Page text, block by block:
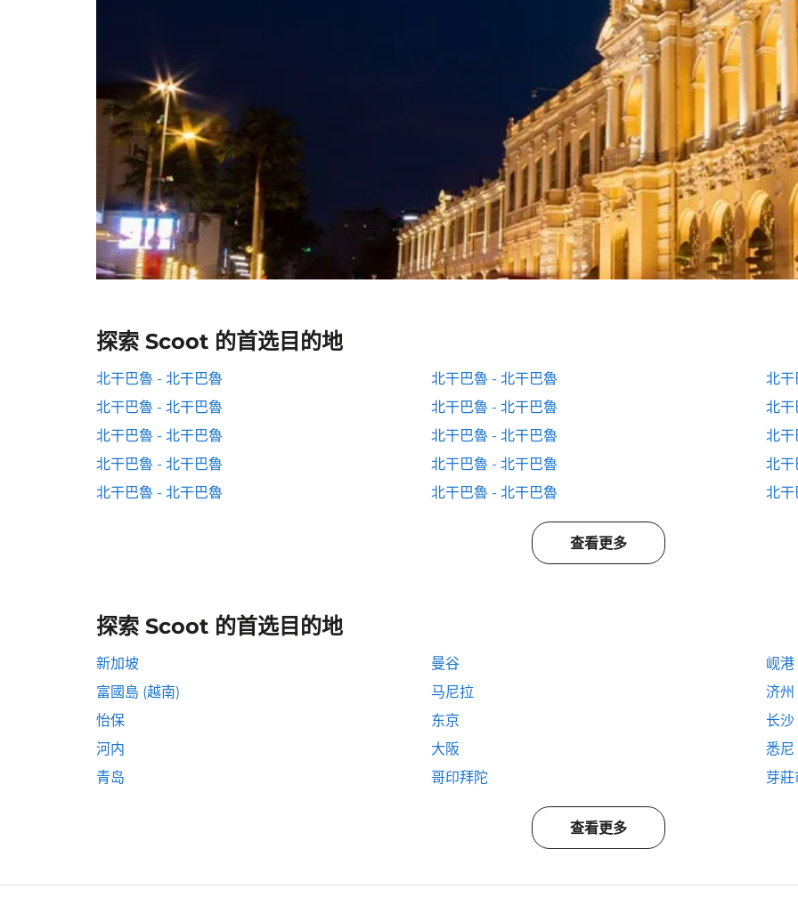
探索 Scoot 的首选目的地
北干巴魯 - 北干巴魯 北干巴魯 - 北干巴魯
北干
北干巴魯 - 北干巴魯
北干巴魯 - 北干巴魯
北干
北干巴魯 - 北干巴魯
北干巴魯 - 北干巴魯
北干
北干巴魯 - 北干巴魯
北干巴魯 - 北干巴魯
北干
北干巴魯 - 北干巴魯
北干巴魯 - 北干巴魯 北干
查看更多
探索 Scoot 的首选目的地
新加坡 曼谷
岘港
富國島 (越南)
马尼拉
济州
怡保
东京
长沙
河内
大阪
悉尼
青岛
哥印拜陀 芽莊
查看更多